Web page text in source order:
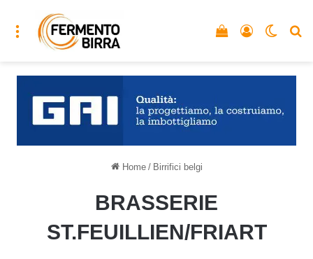
Menu Accedi
Vedi il carrello
Home / Birrifici belgi
BRASSERIE
ST.FEUILLIEN/FRIART